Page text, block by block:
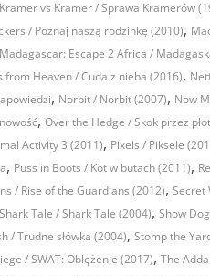
Kramer vs Kramer / Sprawa Kramerów
/ Poznaj naszą rodzinkę (2010),
Madagascar: Escape 2 Africa /
from Heaven / Cuda z nieba (2016),
, Norbit / Norbit (2007), Now
nowość, Over the Hedge / Skok przez
Activity 3 (2011), Pixels / Piksele
, Puss in Boots / Kot w butach (2011),
/ Rise of the Guardians (2012), Secret
Shark Tale / Shark Tale (2004), Show
/ Trudne słówka (2004), Stomp the
/ SWAT: Oblężenie (2017), The